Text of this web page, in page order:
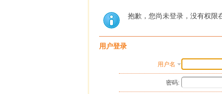
抱歉，您尚未登录，没有权限
用户登录
用户名
密码: